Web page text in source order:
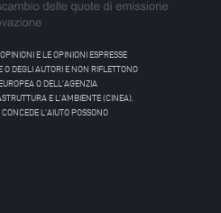
E LE OPINIONI ESPRESSE
O DEGLI AUTORI E NON RIFLETTONO
O DELL'AGENZIA
E L'AMBIENTE (CINEA).
L'AIUTO POSSONO